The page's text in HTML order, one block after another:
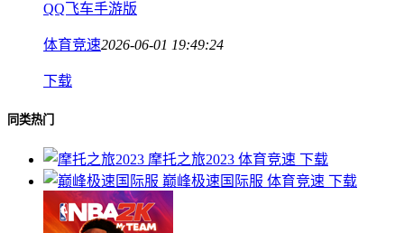
QQ飞车手游版
体育竞速2026-06-01 19:49:24
下载
同类热门
摩托之旅2023 体育竞速 下载
巅峰极速国际服 体育竞速 下载